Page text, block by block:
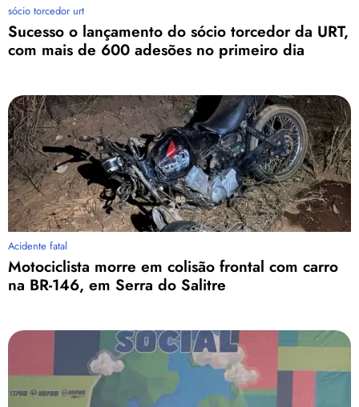
sócio torcedor urt
Sucesso o lançamento do sócio torcedor da URT,
com mais de 600 adesões no primeiro dia
Acidente fatal
Motociclista morre em colisão frontal com carro
na BR-146, em Serra do Salitre